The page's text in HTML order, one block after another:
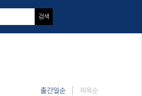
검색
출간일순 제목순